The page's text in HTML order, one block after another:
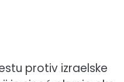
protiv izraelske